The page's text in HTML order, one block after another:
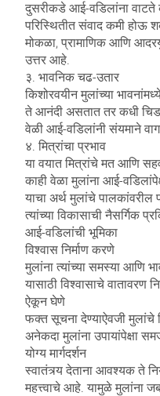
दुसरीकडे आई-वडिलांना वाटते
परिस्थितीत संवाद कमी होऊ
मोकळा, प्रामाणिक आणि
उत्तर आहे.
३. भावनिक चढ-उतार
किशोरवयीन मुलांच्या
ते आनंदी असतात तर कधी
वेळी आई-वडिलांनी संयमाने
४. मित्रांचा प्रभाव
या वयात मित्रांचे मत आणि
काही वेळा मुलांना आई-
याचा अर्थ मुलांचे
त्यांच्या विकासाची नैसर्गिक
आई-वडिलांची भूमिका
विश्वास निर्माण करणे
मुलांना त्यांच्या समस्या आणि
यासाठी विश्वासाचे
ऐकून घेणे
फक्त सूचना देण्याऐवजी
अनेकदा मुलांना उपायांपेक्षा
योग्य मार्गदर्शन
स्वातंत्र्य देताना आवश्यक ते
महत्त्वाचे आहे. यामुळे मुलांना